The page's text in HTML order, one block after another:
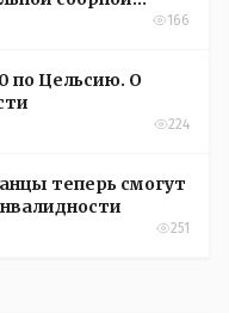
166
по Цельсию. О
224
теперь смогут
251